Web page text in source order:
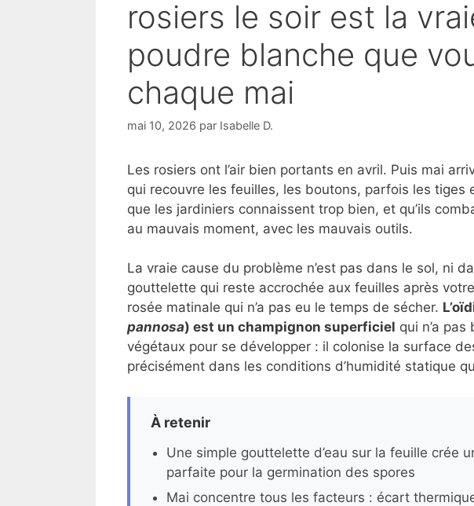
rosiers le soir est la
poudre blanche que
chaque mai
mai 10, 2026 par Isabelle D.
Les rosiers ont l’air bien portants en avril. Puis mai
qui recouvre les feuilles, les boutons, parfois les tiges
que les jardiniers connaissent trop bien, et qu’ils
au mauvais moment, avec les mauvais outils.
La vraie cause du problème n’est pas dans le sol, ni
gouttelette qui reste accrochée aux feuilles après
rosée matinale qui n’a pas eu le temps de sécher.
pannosa) est un champignon superficiel qui n’a
végétaux pour se développer : il colonise la surface
précisément dans les conditions d’humidité statique
À retenir
Une simple gouttelette d’eau sur la feuille crée
parfaite pour la germination des spores
Mai concentre tous les facteurs : écart